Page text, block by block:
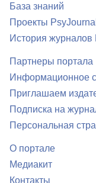
База знаний
Проекты
История
Партнеры портала
Информационное
Приглашаем
Подписка на
Персональная
О портале
Медиакит
Контакты